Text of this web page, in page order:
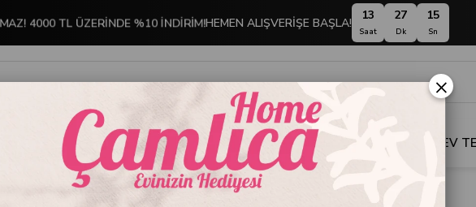
4000 TL ÜZERİNDE %10 İNDİRİM!HEMEN ALIŞVERİŞE BAŞLA! 13
Saat
27
Dk
14
Sn
İNDİRİMLİ ÜRÜNLER DEKORASYON TABLO KOLEKSİYONU EV
Emayra Topuzlu Porselen 2 Parça Et Çatalı ve Sos Kepçesi Set | Antik Titanyum
×